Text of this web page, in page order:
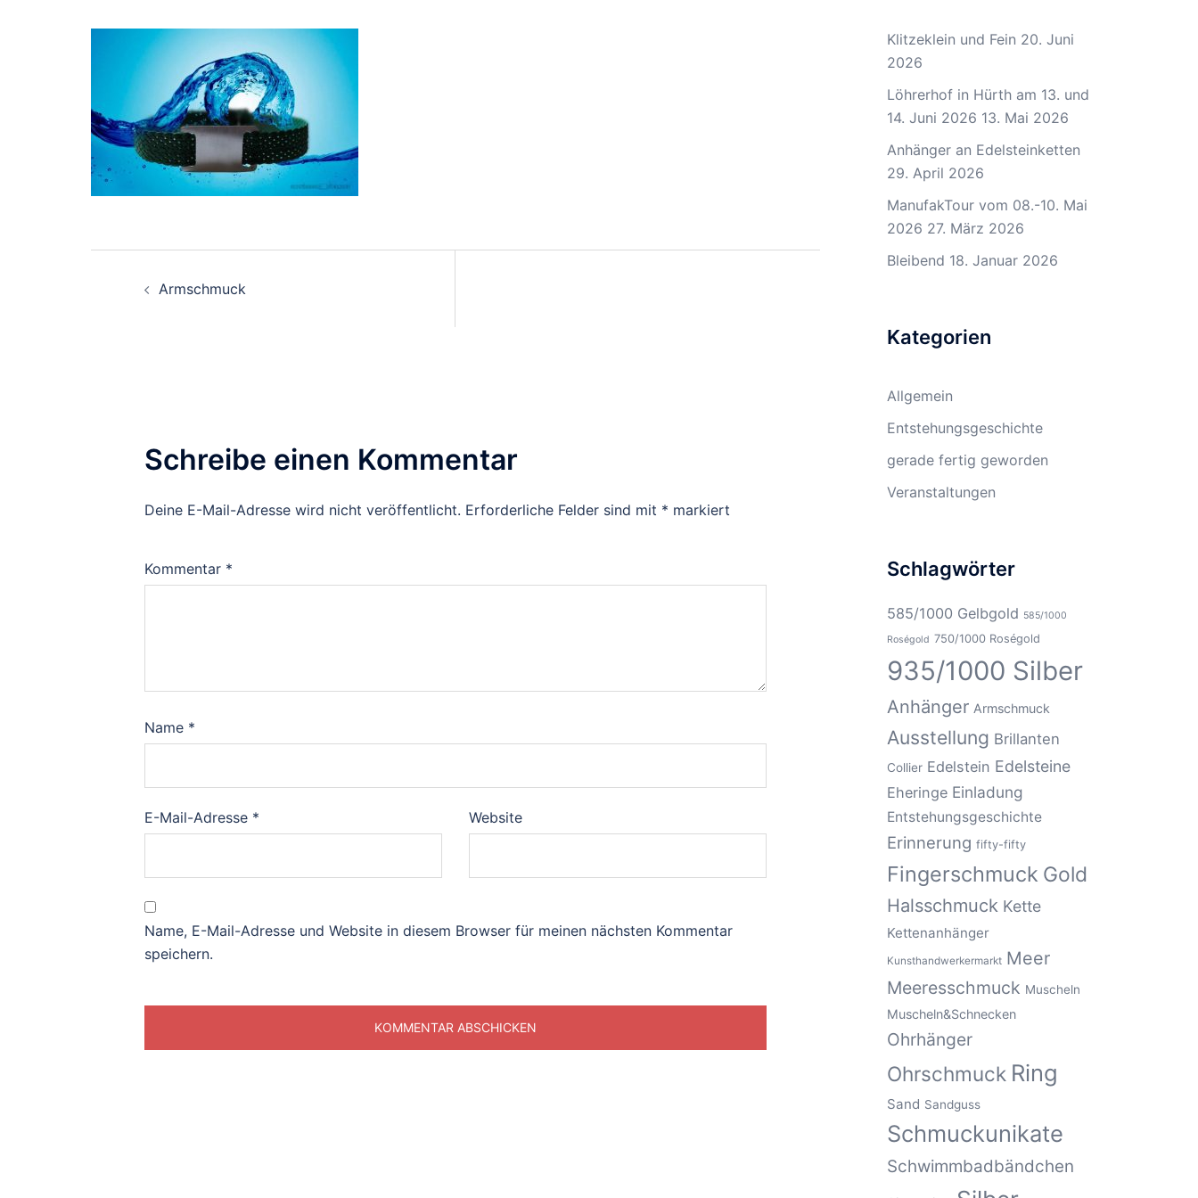
Armschmuck
Schreibe einen Kommentar
Deine E-Mail-Adresse wird nicht veröffentlicht. Erforderliche Felder sind mit * markiert
Kommentar *
Name *
E-Mail-Adresse * Website
Name, E-Mail-Adresse und Website in diesem Browser für meinen nächsten Kommentar
speichern.
Klitzeklein und Fein 20. Juni
2026
Löhrerhof in Hürth am 13. und
14. Juni 2026 13. Mai 2026
Anhänger an Edelsteinketten
29. April 2026
ManufakTour vom 08.-10. Mai
2026 27. März 2026
Bleibend 18. Januar 2026
Kategorien
Allgemein
Entstehungsgeschichte
gerade fertig geworden
Veranstaltungen
Schlagwörter
585/1000 Gelbgold 585/1000
Roségold 750/1000 Roségold
935/1000 Silber
Anhänger Armschmuck
Ausstellung Brillanten
Collier Edelstein Edelsteine
Eheringe Einladung
Entstehungsgeschichte
Erinnerung fifty-fifty
Fingerschmuck Gold
Halsschmuck Kette
Kettenanhänger
Kunsthandwerkermarkt Meer
Meeresschmuck Muscheln
Muscheln&Schnecken
Ohrhänger
Ohrschmuck Ring
Sand Sandguss
Schmuckunikate
Schwimmbadbändchen